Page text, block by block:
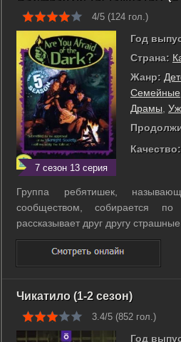
4/5 (124 гол.)
7 сезон 13 серия
Год
Страна:
Жанр:
Семейные
Драмы
Качество:
Группа ребятишек,
сообществом, собирается
рассказывает друг другу страшные
Чикатило (1-2 сезон)
3.4/5 (852 гол.)
Год